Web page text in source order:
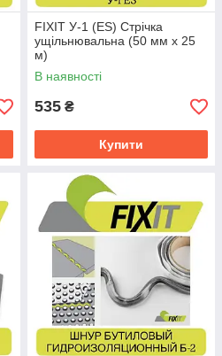
FIXIT У-1 (ES) Стрічка
ущільнювальна (50 мм х 25
м)
В наявності
535 ₴
Купити